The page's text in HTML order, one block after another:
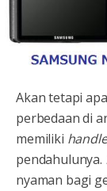
Akan tetapi
perbedaan di
memiliki
pendahulunya.
nyaman bagi